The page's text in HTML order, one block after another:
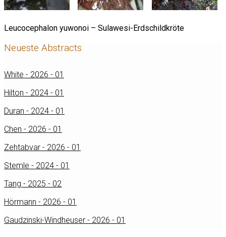
Leucocephalon yuwonoi – Sulawesi-Erdschildkröte
Neueste Abstracts
White - 2026 - 01
Hilton - 2024 - 01
Duran - 2024 - 01
Chen - 2026 - 01
Zehtabvar - 2026 - 01
Stemle - 2024 - 01
Tang - 2025 - 02
Hörmann - 2026 - 01
Gaudzinski-Windheuser - 2026 - 01